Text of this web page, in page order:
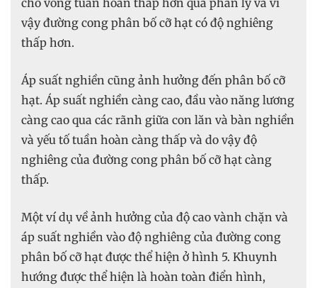
vậy đường cong phân bố cỡ hạt có độ nghiêng
thấp hơn.
Áp suất nghiền cũng ảnh hưởng đến phân bố cỡ
hạt. Áp suất nghiền càng cao, đầu vào năng lương
càng cao qua các rãnh giữa con lăn và bàn nghiền
và yếu tố tuần hoàn càng thấp và do vậy độ
nghiêng của đường cong phân bố cỡ hạt càng
thấp.
Một ví dụ về ảnh hưởng của độ cao vành chặn và
áp suất nghiền vào độ nghiêng của đường cong
phân bố cỡ hạt được thể hiện ở hình 5. Khuynh
hướng được thể hiện là hoàn toàn điển hình,